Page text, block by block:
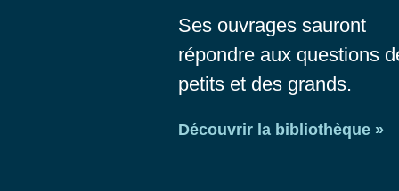
Ses ouvrages sauront
répondre aux questions
petits et des grands.
Découvrir la bibliothèque »